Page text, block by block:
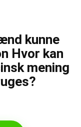
kunne
Hvor kan
mening